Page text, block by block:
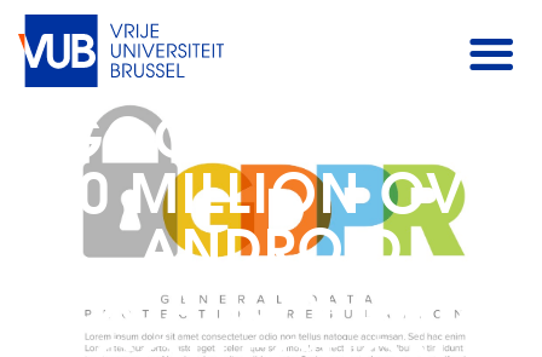
GOOGLE FINED
$60 MILLION OVER
ANDROID
LOCATION DATA